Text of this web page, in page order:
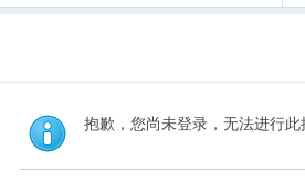
抱歉，您尚未登录，无法进行此